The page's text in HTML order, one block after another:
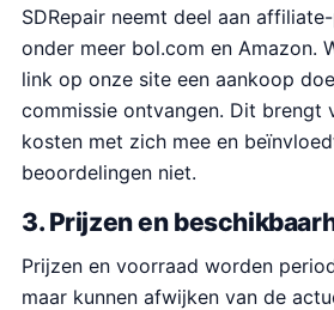
SDRepair neemt deel aan
onder meer bol.com en Amazon.
link op onze site een aankoop
commissie ontvangen. Dit brengt
kosten met zich mee en
beoordelingen niet.
3. Prijzen en
Prijzen en voorraad worden
maar kunnen afwijken van de